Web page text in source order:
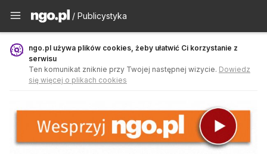
Publicystyka - ngo.pl
/ Publicystyka
ngo.pl używa plików cookies, żeby ułatwić Ci korzystanie z
serwisu
Ten komunikat zniknie przy Twojej następnej wizycie. Dowiedz
się więcej o plikach cookies